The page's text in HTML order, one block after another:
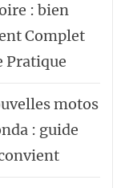
: bien
Complet
Pratique
motos
: guide